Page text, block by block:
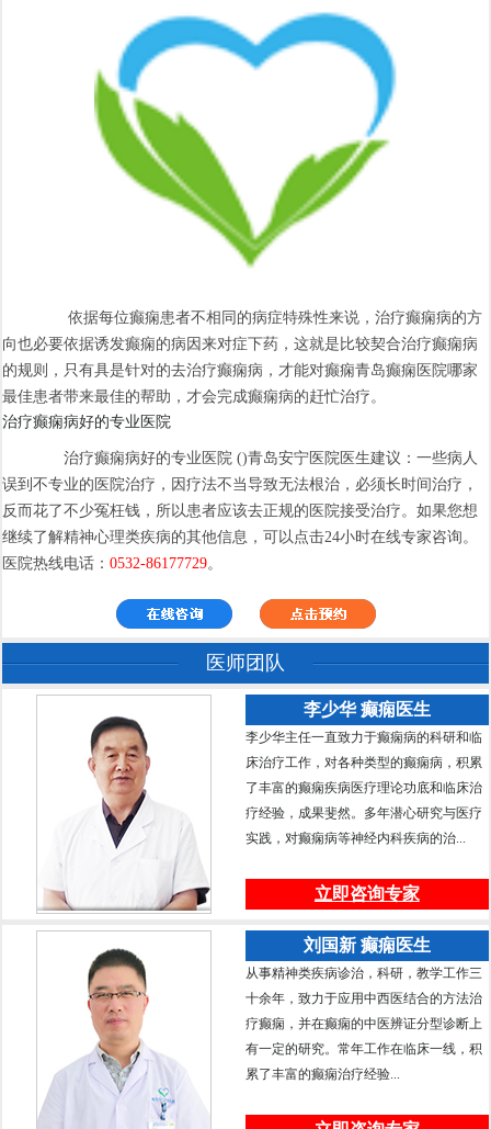
依据每位癫痫患者不相同的病症特殊性来说，治疗癫痫病的方
向也必要依据诱发癫痫的病因来对症下药，这就是比较契合治疗癫痫病
的规则，只有具是针对的去治疗癫痫病，才能对癫痫青岛癫痫医院哪家
最佳患者带来最佳的帮助，才会完成癫痫病的赶忙治疗。
治疗癫痫病好的专业医院
治疗癫痫病好的专业医院 ()青岛安宁医院医生建议：一些病人
误到不专业的医院治疗，因疗法不当导致无法根治，必须长时间治疗，
反而花了不少冤枉钱，所以患者应该去正规的医院接受治疗。如果您想
继续了解精神心理类疾病的其他信息，可以点击24小时在线专家咨询。
医院热线电话：0532-86177729。
医师团队
李少华 癫痫医生
李少华主任一直致力于癫痫病的科研和临
床治疗工作，对各种类型的癫痫病，积累
了丰富的癫痫疾病医疗理论功底和临床治
疗经验，成果斐然。多年潜心研究与医疗
实践，对癫痫病等神经内科疾病的治...
立即咨询专家
刘国新 癫痫医生
从事精神类疾病诊治，科研，教学工作三
十余年，致力于应用中西医结合的方法治
疗癫痫，并在癫痫的中医辨证分型诊断上
有一定的研究。常年工作在临床一线，积
累了丰富的癫痫治疗经验...